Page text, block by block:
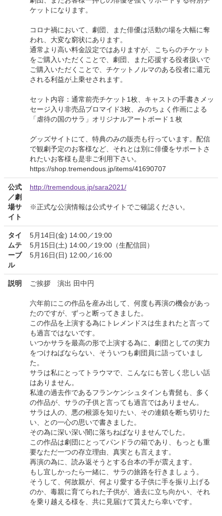
ケットになります。
コロナ禍において、劇団、また俳優は活動の場を大幅に奪
われ、大変な窮状にあります。
通常より高い料金設定ではありますが、こちらのチケット
をご購入いただくことで、劇団、また応援する役者扱いで
ご購入いただくことで、チケットノルマのある役者に還元
される利益が上乗せされます。
セット内容：通常前売チケット1枚、キャストの手書きメッ
セージ入り非売品ブロマイド3枚、みのちょく作画による
「虐待の国のサラ」オリジナルアートボード１枚
グッズサイトにて、特典のみの販売も行っています。配信
で観劇予定のお客様など、それとは別に俳優をサポートさ
れたいお客様も是非ご利用下さい。
https://shop.tremendous.jp/items/41690707
公式
／劇
場サ
イト
http://tremendous.jp/sara2021/
※正式な公演情報は公式サイトでご確認ください。
タイ
ムテ
ーブ
ル
5月14日(金) 14:00／19:00
5月15日(土) 14:00／19:00（生配信回）
5月16日(日) 12:00／16:00
説明 ご挨拶 演出 田中円
六年前にこの作品を産み出して、何度も再演の機会があっ
たのですが、ずっと断ってきました。
この作品を上演する為にトレメンドスは生まれたと言って
も過言ではないです。
いつかサラを最高の形で上演する為に、劇団としての実力
をつけねばならない、そういつも劇団員に語っていまし
た。
サラは私にとってトラウマで、こんなにも苦しく悲しい話
はありません。
私達の過去作であるフランケンシュタインも青髭も、多く
の作品が、サラの子供と言っても過言ではありません。
サラは人の、悪の根源を知りたい、その連鎖を断ち切りた
い、との一心の思いで書きました。
その為に深い深い闇に落ちねばなりませんでした。
この作品は劇団にとってパンドラの箱であり、もっとも重
要なただ一つの存立理由、真実とも言えます。
再演の為に、読み返そうとする台本の手が震えます。
もし宜しかったら一緒に、サラの旅路を行きましょう。
そうして、何故親が、何より愛する子供に手を振り上げる
のか、毒親に育てられた子供が、過去に立ち向かい、それ
を乗り越える様を、共に見届けて貰えたら幸いです。